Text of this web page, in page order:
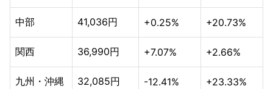
中部 41,036円 +0.25% +20.73%
関西 36,990円 +7.07% +2.66%
九州・沖縄 32,085円 -12.41% +23.33%